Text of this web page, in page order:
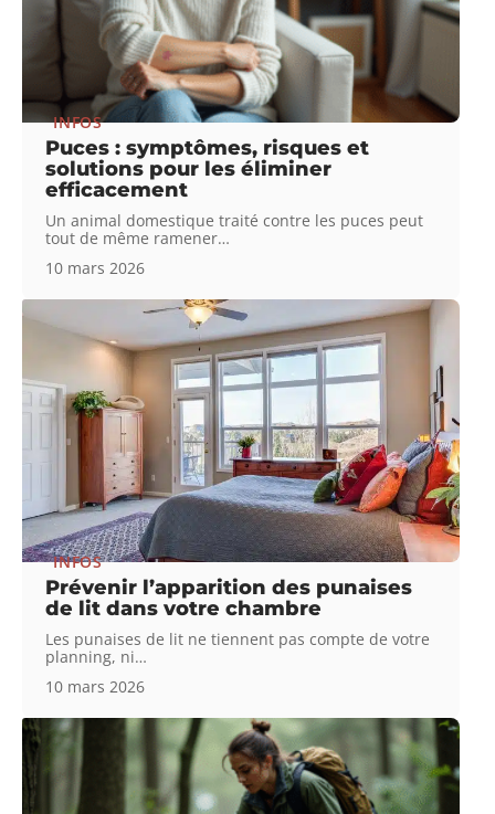
INFOS
Puces : symptômes, risques et
solutions pour les éliminer
efficacement
Un animal domestique traité contre les puces peut
tout de même ramener…
10 mars 2026
INFOS
Prévenir l’apparition des punaises
de lit dans votre chambre
Les punaises de lit ne tiennent pas compte de votre
planning, ni…
10 mars 2026